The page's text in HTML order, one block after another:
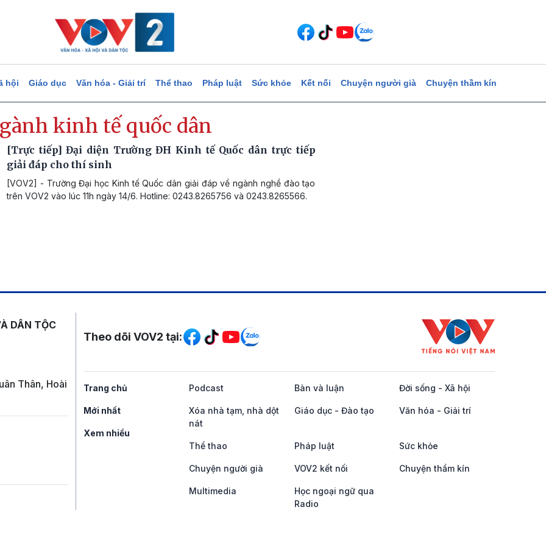
hội Giáo dục Văn hóa - Giải trí Thể thao Pháp luật Sức khỏe Kết nối Chuyện người già Chuyện thầm kín
kinh tế quốc dân
[Trực tiếp] Đại diện Trường ĐH Kinh tế Quốc dân trực tiếp
giải đáp cho thí sinh
[VOV2] - Trường Đại học Kinh tế Quốc dân giải đáp về ngành nghề đào tạo
trên VOV2 vào lúc 11h ngày 14/6. Hotline: 0243.8265756 và 0243.8265566.
DÂN TỘC
Thân, Hoài
Mạng xã hội
Theo dõi VOV2 tại:
Trang chủ
Mới nhất
Xem nhiều
Podcast Bàn và luận Đời sống - Xã hội
Xóa nhà tạm, nhà dột
nát
Giáo dục - Đào tạo Văn hóa - Giải trí
Thể thao Pháp luật Sức khỏe
Chuyện người già VOV2 kết nối Chuyện thầm kín
Multimedia
Học ngoại ngữ qua
Radio